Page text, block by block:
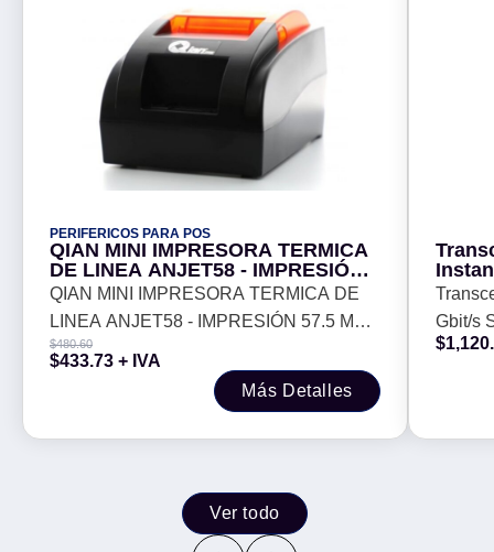
PERIFERICOS PARA POS
QIAN MINI IMPRESORA TERMICA
DE LINEA ANJET58 - IMPRESIÓN
57.5 MM, RESOLUCION 384
PUNTOS LINEA, 203 DPI,
VELOCIDAD 103MM/S, USB, MOD.
QIT581701
QIAN MINI IMPRESORA TERMICA DE
LINEA ANJET58 - IMPRESIÓN 57.5 MM,
RESOLUCION 384 PUNTOS LINEA, 203
DPI, VELOCIDAD 103MM/S, USB, MOD.
$480.60
$433.73 + IVA
Más Detalles
500m
Gbit/s
$
Ver todo